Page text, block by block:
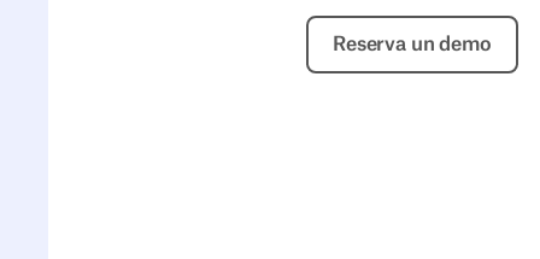
Reserva un
Reserva un demo